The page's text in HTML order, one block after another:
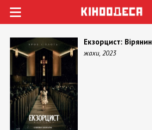
Екзорцист: Вірянин
жахи, 2023